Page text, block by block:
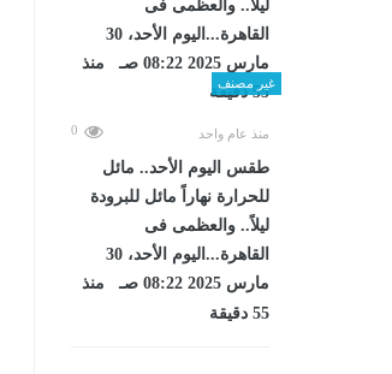
غير مصنف
منذ عام واحد 0
طقس اليوم الأحد.. مائل
للحرارة نهاراً مائل للبرودة
ليلاً.. والعظمى فى
القاهرة...اليوم الأحد، 30
مارس 2025 08:22 صـ منذ
55 دقيقة